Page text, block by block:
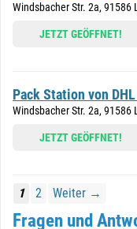
Windsbacher Str. 2a, 91586
JETZT GEÖFFNET!
Pack Station von
Windsbacher Str. 2a, 91586
JETZT GEÖFFNET!
1 2 Weiter →
Fragen und